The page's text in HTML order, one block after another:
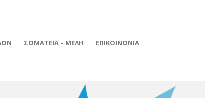
ΣΩΜΑΤΕΙΑ – ΜΕΛΗ ΕΠΙΚΟΙΝΩΝΙΑ